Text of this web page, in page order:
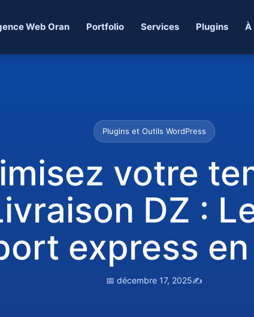
Web Oran Portfolio Services Plugins À
Plugins et Outils WordPress
votre
DZ :
express
📅 décembre 17, 2025✍️